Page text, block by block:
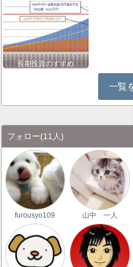
長期投資のすすめ
一覧
フォロー(11人)
furousyo109 山中 一人